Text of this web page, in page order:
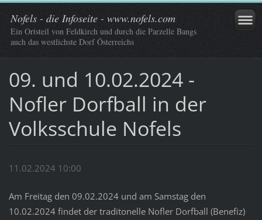
Nofels - die Infoseite - www.nofels.com
Ein Ortsteil von Feldkirch und durch die Parzelle Bangs
auch das westlichste Dorf Österreichs
09. und 10.02.2024 -
Nofler Dorfball in der
Volksschule Nofels
11.02.2024 10:00
Am Freitag den 09.02.2024 und am Samstag den
10.02.2024 findet der traditonelle Nofler Dorfball (Benefiz)